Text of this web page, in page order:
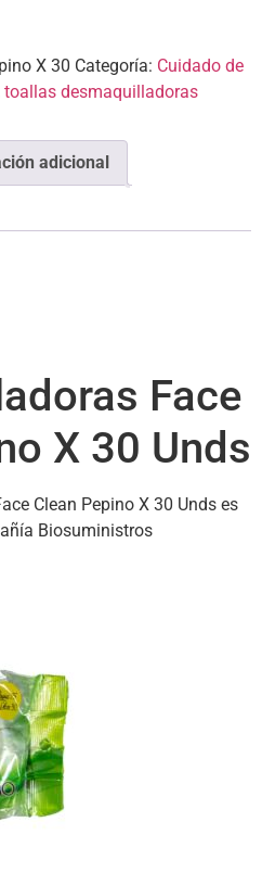
X 30 Categoría: Cuidado de
toallas desmaquilladoras
adicional
Face
X 30 Unds
Clean Pepino X 30 Unds es
Biosuministros